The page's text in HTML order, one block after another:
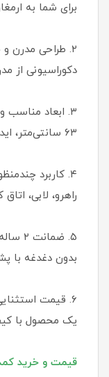
برای شما به
۲. طراحی مدرن
دکوراسیونی از
۶۳ سانتی‌متر، ایده‌آل برای فضاهای مختلف.
۴. کاربرد
راهرو، لابی،
۵.
بدون دغدغه با
۶. قیمت
یک محصول با
قیمت و خرید